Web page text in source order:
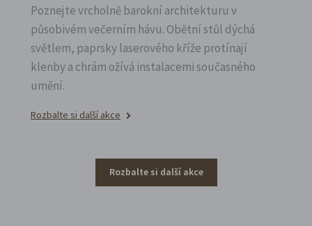
Poznejte vrcholně barokní architekturu v
působivém večerním hávu. Obětní stůl dýchá
světlem, paprsky laserového kříže protínají
klenby a chrám ožívá instalacemi současného
umění.
Rozbalte si další akce
Rozbalte si další akce